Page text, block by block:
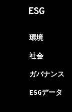
ESG
環境
社会
ガバナンス
ESGデータ